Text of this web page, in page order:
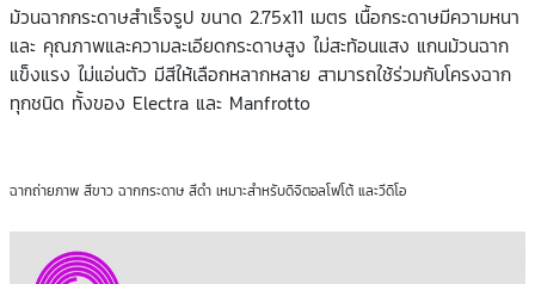
ม้วนฉากกระดาษสำเร็จรูป ขนาด 2.75x11 เมตร เนื้อกระดาษมีความหนา
และ คุณภาพและความละเอียดกระดาษสูง ไม่สะท้อนแสง แกนม้วนฉาก
แข็งแรง ไม่แอ่นตัว มีสีให้เลือกหลากหลาย สามารถใช้ร่วมกับโครงฉาก
ทุกชนิด ทั้งของ Electra และ Manfrotto
ฉากถ่ายภาพ สีขาว ฉากกระดาษ สีดำ เหมาะสำหรับดิจิตอลโฟโต้ และวีดิโอ